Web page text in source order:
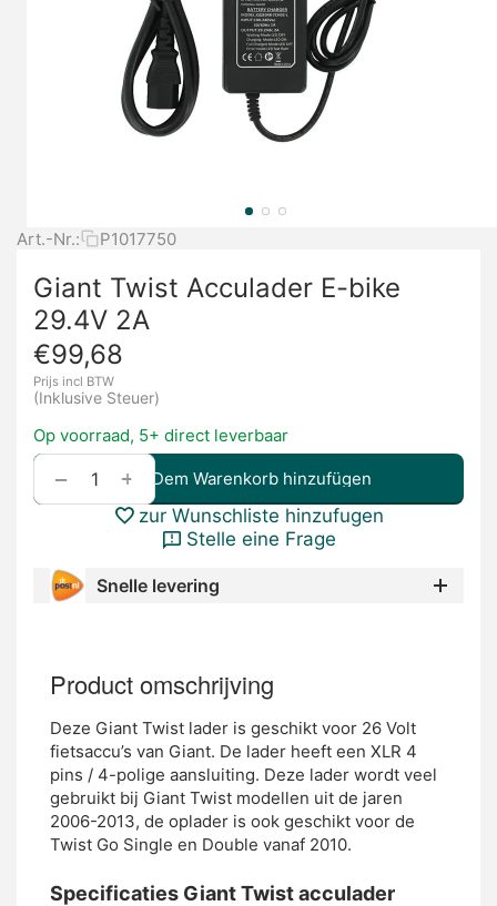
Art.-Nr.: P1017750
Giant Twist Acculader E-bike
29.4V 2A
€99,68
Prijs incl BTW
(Inklusive Steuer)
Op voorraad, 5+ direct leverbaar
+
− Dem Warenkorb hinzufügen
zur Wunschliste hinzufugen
Stelle eine Frage
Snelle levering
Product omschrijving
Deze Giant Twist lader is geschikt voor 26 Volt
fietsaccu’s van Giant. De lader heeft een XLR 4
pins / 4-polige aansluiting. Deze lader wordt veel
gebruikt bij Giant Twist modellen uit de jaren
2006-2013, de oplader is ook geschikt voor de
Twist Go Single en Double vanaf 2010.
Specificaties Giant Twist acculader